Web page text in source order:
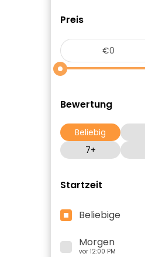
Preis
Bewertung
Beliebig
7+
Startzeit
Beliebige
Morgen
vor 12:00 PM